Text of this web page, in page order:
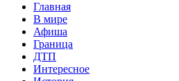
Главная
В мире
Афиша
Граница
ДТП
Интересное